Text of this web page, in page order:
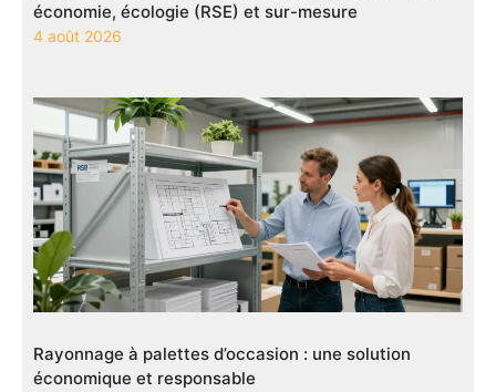
économie, écologie (RSE) et sur-mesure
4 août 2026
Rayonnage à palettes d’occasion : une solution
économique et responsable